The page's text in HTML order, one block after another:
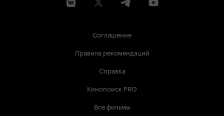
Соглашение
Правила рекомендаций
Справка
Кинопоиск PRO
Все фильмы